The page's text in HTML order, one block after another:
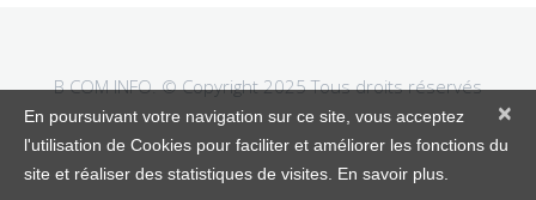
B COM INFO. © Copyright 2025 Tous droits réservés
×
En poursuivant votre navigation sur ce site, vous acceptez
l'utilisation de Cookies pour faciliter et améliorer les fonctions du
site et réaliser des statistiques de visites. En savoir plus.